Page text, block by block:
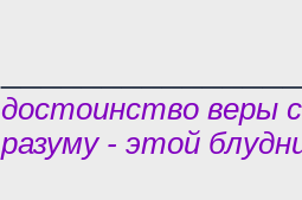
достоинство веры
разуму - этой